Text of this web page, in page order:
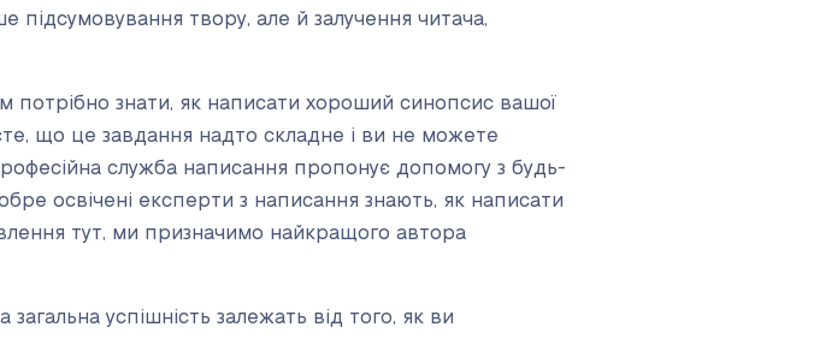
твору, але й залучення читача,
потрібно знати, як написати хороший синопсис вашої
що це завдання надто складне і ви не можете
служба написання пропонує допомогу з будь-
освічені експерти з написання знають, як написати
тут, ми призначимо найкращого автора
успішність залежать від того, як ви